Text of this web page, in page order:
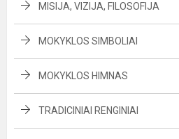
MISIJA, VIZIJA, FILOSOFIJA
MOKYKLOS SIMBOLIAI
MOKYKLOS HIMNAS
TRADICINIAI RENGINIAI